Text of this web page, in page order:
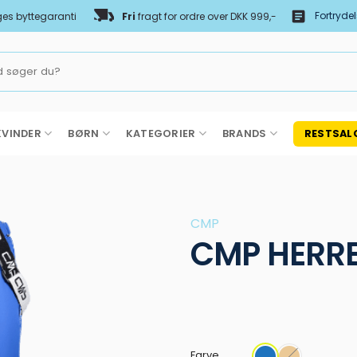
byttegaranti Fri fragt for ordre over DKK 999,-
BØRN KATEGORIER BRANDS
CMP
CMP